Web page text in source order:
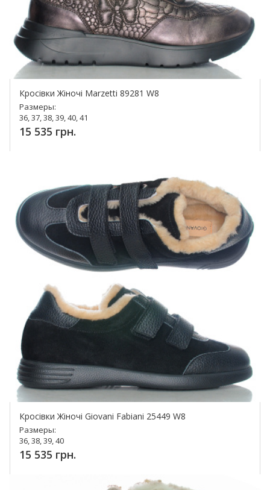
Кросівки Жіночі Marzetti 89281 W8
Размеры:
36, 37, 38, 39, 40, 41
15 535 грн.
Кросівки Жіночі Giovani Fabiani 25449 W8
Размеры:
36, 38, 39, 40
15 535 грн.